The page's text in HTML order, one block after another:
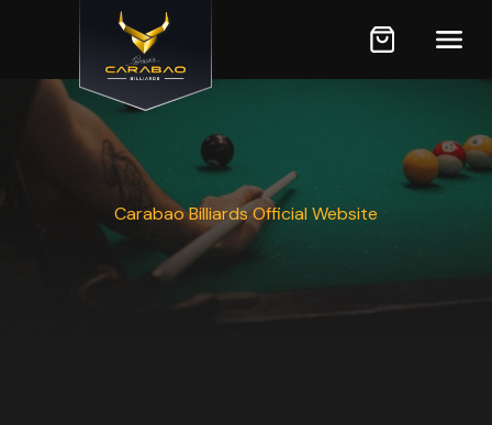
Carabao Billiards Official Website